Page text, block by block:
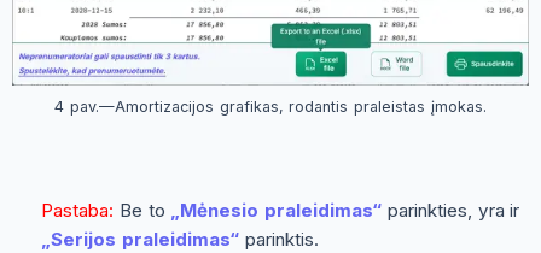
4 pav.—Amortizacijos grafikas, rodantis praleistas įmokas.
Pastaba: Be to „Mėnesio praleidimas“ parinkties, yra ir
„Serijos praleidimas“parinktis.